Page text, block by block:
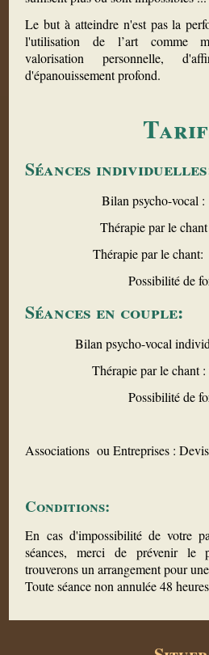
Le but à atteindre n'est pas la
l'utilisation de l’art comme
valorisation personnelle,
d'épanouissement profond.
Séances
Bilan psycho-vocal :
Thérapie par le
Thérapie par le
Possibilité de
Séances en couple:
Bilan psycho-vocal
Thérapie par le chant
Possibilité de
Associations ou Entreprises :
Conditions:
En cas d'impossibilité de votre
séances, merci de prévenir le
trouverons un arrangement pour
Toute séance non annulée 48